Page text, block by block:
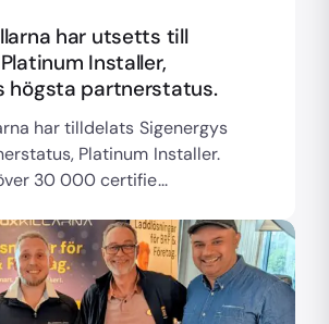
har utsetts till
Installer,
högsta partnerstatus.
har tilldelats Sigenergys
Platinum Installer.
30 000 certifie...